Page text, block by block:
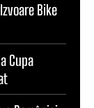
Bike
Cupa